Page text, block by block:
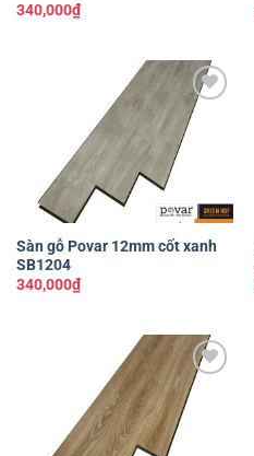
340,000₫
Sàn gỗ Povar 12mm cốt xanh
SB1204
340,000₫